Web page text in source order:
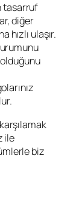
tasarruf
diğer
hızlı ulaşır.
ile
biz